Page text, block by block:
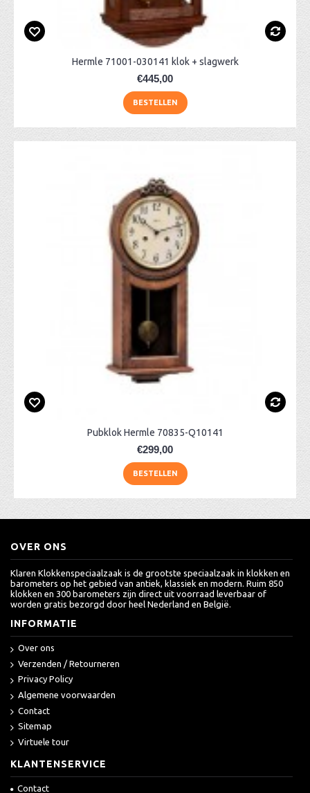
Hermle 71001-030141 klok + slagwerk
€445,00
BESTELLEN
Pubklok Hermle 70835-Q10141
€299,00
BESTELLEN
OVER ONS
Klaren Klokkenspeciaalzaak is de grootste speciaalzaak in klokken en
barometers op het gebied van antiek, klassiek en modern. Ruim 850
klokken en 300 barometers zijn direct uit voorraad leverbaar of
worden gratis bezorgd door heel Nederland en België.
INFORMATIE
Over ons
Verzenden / Retourneren
Privacy Policy
Algemene voorwaarden
Contact
Sitemap
Virtuele tour
KLANTENSERVICE
Contact